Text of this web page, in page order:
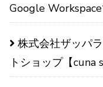
Google
株式会社ザッパ
トショップ【cuna